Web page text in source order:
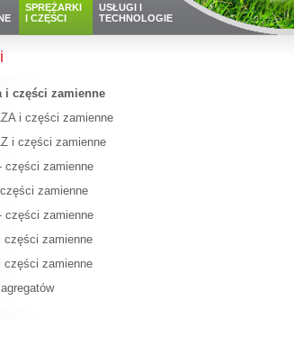
SPRĘŻARKI
I CZĘŚCI
USŁUGI I
TECHNOLOGIE
i części zamienne
i części zamienne
i części zamienne
części zamienne
zamienne
części zamienne
części zamienne
części zamienne